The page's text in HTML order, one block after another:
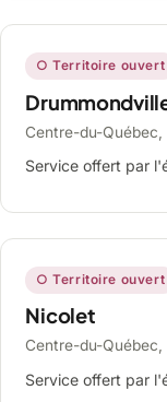
○ Territoire ouvert
Centre-du-Québec,
Service offert par
○ Territoire ouvert
Nicolet
Centre-du-Québec,
Service offert par